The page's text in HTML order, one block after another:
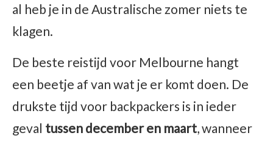
al heb je in de Australische zomer niets te
klagen.
De beste reistijd voor Melbourne hangt
een beetje af van wat je er komt doen. De
drukste tijd voor backpackers is in ieder
geval tussen december en maart, wanneer